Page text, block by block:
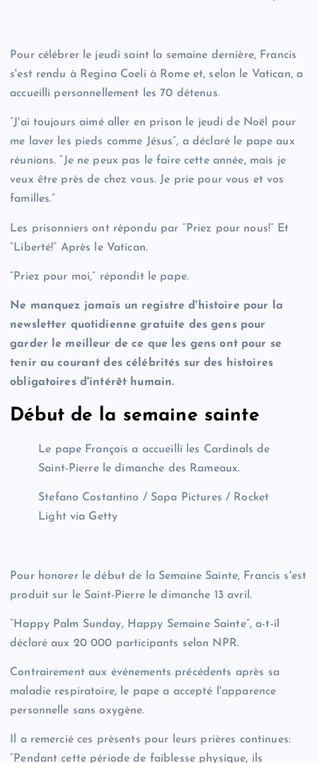
Pour célébrer le jeudi saint la semaine dernière, Francis
s'est rendu à Regina Coeli à Rome et, selon le Vatican, a
accueilli personnellement les 70 détenus.
“J'ai toujours aimé aller en prison le jeudi de Noël pour
me laver les pieds comme Jésus”, a déclaré le pape aux
réunions. “Je ne peux pas le faire cette année, mais je
veux être près de chez vous. Je prie pour vous et vos
familles.”
Les prisonniers ont répondu par “Priez pour nous!” Et
“Liberté!” Après le Vatican.
“Priez pour moi,” répondit le pape.
Ne manquez jamais un registre d'histoire pour la
newsletter quotidienne gratuite des gens pour
garder le meilleur de ce que les gens ont pour se
tenir au courant des célébrités sur des histoires
obligatoires d'intérêt humain.
Début de la semaine sainte
Le pape François a accueilli les Cardinals de
Saint-Pierre le dimanche des Rameaux.
Stefano Costantino / Sopa Pictures / Rocket
Light via Getty
Pour honorer le début de la Semaine Sainte, Francis s'est
produit sur le Saint-Pierre le dimanche 13 avril.
“Happy Palm Sunday, Happy Semaine Sainte”, a-t-il
déclaré aux 20 000 participants selon NPR.
Contrairement aux événements précédents après sa
maladie respiratoire, le pape a accepté l'apparence
personnelle sans oxygène.
Il a remercié ces présents pour leurs prières continues:
“Pendant cette période de faiblesse physique, ils